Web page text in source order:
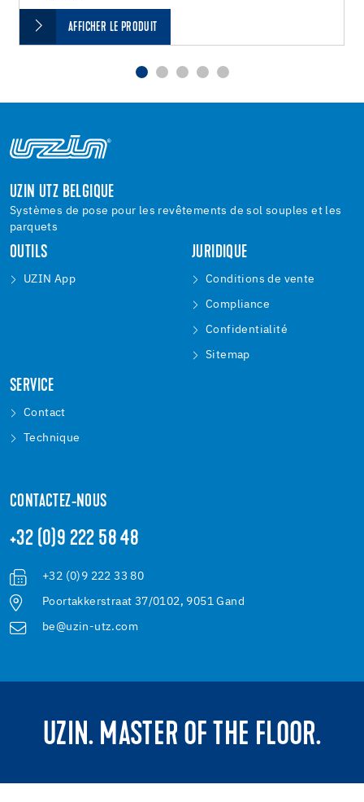
AFFICHER LE PRODUIT
UZIN UTZ BELGIQUE
Systèmes de pose pour les revêtements de sol souples et les
parquets
OUTILS
UZIN App
JURIDIQUE
Conditions de vente
Compliance
Confidentialité
Sitemap
SERVICE
Contact
Technique
CONTACTEZ-NOUS
+32 (0)9 222 58 48
+32 (0)9 222 33 80
Poortakkerstraat 37/0102, 9051 Gand
be@uzin-utz.com
UZIN. MASTER OF THE FLOOR.